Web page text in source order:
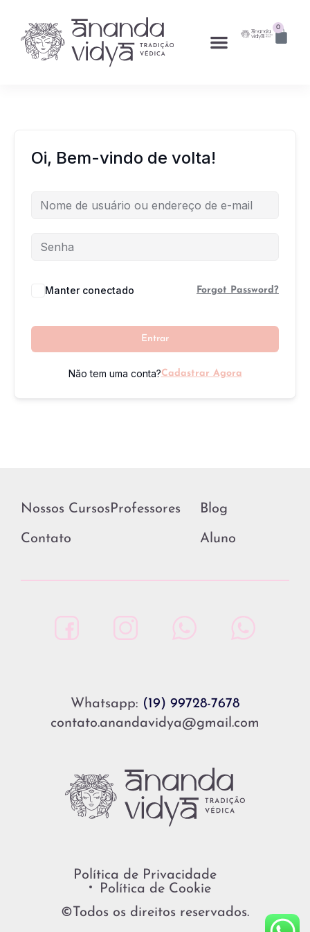
0
Oi, Bem-vindo de volta!
Manter conectado Forgot Password?
Entrar
Não tem uma conta?Cadastrar Agora
Whatsapp: (19) 99728-7678
contato.anandavidya@gmail.com
Política de Privacidade
Política de Cookie
©Todos os direitos reservados.
Nossos CursosProfessores Blog
Contato Aluno